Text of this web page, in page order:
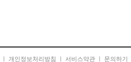
개인정보처리방침 서비스약관 문의하기